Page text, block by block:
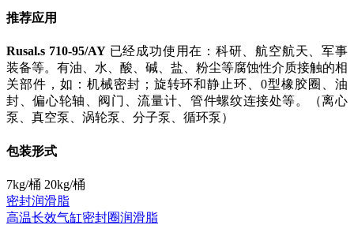
推荐应用
Rusal.s 710-95/AY已经成功使用在：科研、航空航天、军事
装备等。有油、水、酸、碱、盐、粉尘等腐蚀性介质接触的相
关部件，如：机械密封；旋转环和静止环、0型橡胶圈、油
封、偏心轮轴、阀门、流量计、管件螺纹连接处等。（离心
泵、真空泵、涡轮泵、分子泵、循环泵）
包装形式
7kg/桶 20kg/桶
密封润滑脂
高温长效气缸密封圈润滑脂